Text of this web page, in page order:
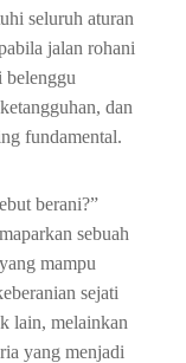
seluruh aturan
jalan rohani
belenggu
dan
fundamental.
berani?”
sebuah
mampu
sejati
lain, melainkan
yang menjadi